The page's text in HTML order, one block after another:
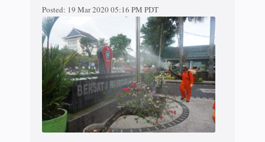
Posted: 19 Mar 2020 05:16 PM PDT